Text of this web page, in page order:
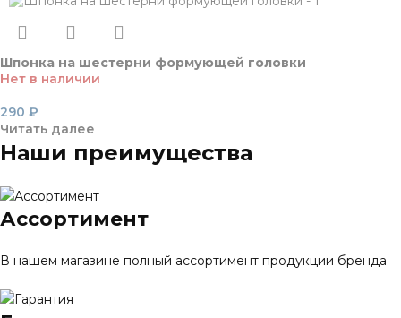
Шпонка на шестерни формующей головки
Нет в наличии
290 ₽
Читать далее
Наши преимущества
Ассортимент
В нашем магазине полный ассортимент продукции бренда